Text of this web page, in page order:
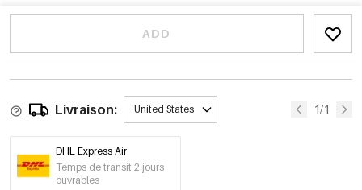
ADD
Livraison: United States 1/1
DHL Express Air
Temps de transit 2 jours
ouvrables